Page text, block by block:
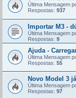
Última Mensagem
Respostas: 937
Importar M3 -
Última Mensagem
Respostas: 9
Ajuda -
Última Mensagem
Respostas: 55
Novo Model 3
Última Mensagem
Respostas: 97